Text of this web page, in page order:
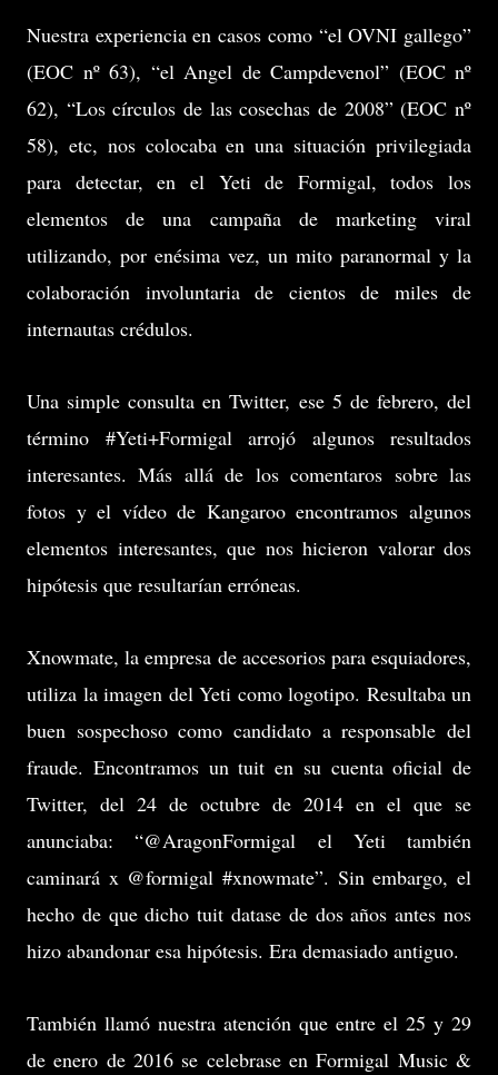
Nuestra experiencia en casos como “el OVNI gallego”
(EOC nº 63), “el Angel de Campdevenol” (EOC nº
62), “Los círculos de las cosechas de 2008” (EOC nº
58), etc, nos colocaba en una situación privilegiada
para detectar, en el Yeti de Formigal, todos los
elementos de una campaña de marketing viral
utilizando, por enésima vez, un mito paranormal y la
colaboración involuntaria de cientos de miles de
internautas crédulos.
Una simple consulta en Twitter, ese 5 de febrero, del
término #Yeti+Formigal arrojó algunos resultados
interesantes. Más allá de los comentaros sobre las
fotos y el vídeo de Kangaroo encontramos algunos
elementos interesantes, que nos hicieron valorar dos
hipótesis que resultarían erróneas.
Xnowmate, la empresa de accesorios para esquiadores,
utiliza la imagen del Yeti como logotipo. Resultaba un
buen sospechoso como candidato a responsable del
fraude. Encontramos un tuit en su cuenta oficial de
Twitter, del 24 de octubre de 2014 en el que se
anunciaba: “@AragonFormigal el Yeti también
caminará x @formigal #xnowmate”. Sin embargo, el
hecho de que dicho tuit datase de dos años antes nos
hizo abandonar esa hipótesis. Era demasiado antiguo.
También llamó nuestra atención que entre el 25 y 29
de enero de 2016 se celebrase en Formigal Music &